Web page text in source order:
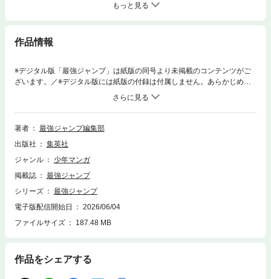
もっと見る
作品情報
※デジタル版「最強ジャンプ」は紙版の同号より未掲載のコンテンツがご
ざいます。／※デジタル版には紙版の付録は付属しません。あらかじめご
了承ください。／「最強ジャンプ 2026年7月号」、紙と同時に配信！／
【表紙＆巻頭カラー】『怪獣８号 RELAX』（渡邉築）／【別冊ふろく】
勉タメジャンプ／【センターカラー】『ネガッチョ』（安道じょうけ
い）、『ゴーストキャッチャーズ！』（いけだ響）、『ツムギの魔縫』
ケスケ助の助）、『地獄先生ぬ～べ～怪』（原作：真倉翔 漫画：岡野
剛）／【最終回＆センターカラー】 『ファイアーエムブレム エンゲー
画：仲島歩）／【特別読切】『サバ小最強あばれる君』（ルノアール兄
弟）、『両隣はあやかしギャル!?』（むつをむつ）／ほか、盛りだくさん
著者
最強ジャンプ編集部
出版社
集英社
ジャンル
少年マンガ
掲載誌
最強ジャンプ
シリーズ
最強ジャンプ
電子版配信開始日
2026/06/04
ファイルサイズ
187.48 MB
作品をシェアする